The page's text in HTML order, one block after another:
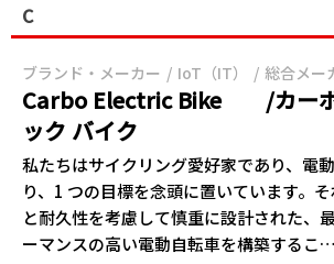
C
ブランド・メーカー IoT（IT） 総合メー
Carbo Electric Bike /カーボ
ック バイク
私たちはサイクリング愛好家であり、電
り、1 つの目標を念頭に置いています。
と耐久性を考慮して慎重に設計された、
ーマンスの高い電動自転車を構築するこ…